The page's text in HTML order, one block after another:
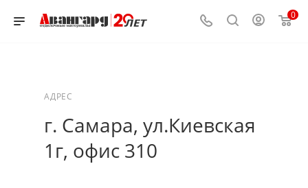
0
АДРЕС
г. Самара, ул.Киевская
1г, офис 310